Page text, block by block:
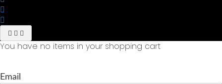
You have no items in your shopping cart
Email